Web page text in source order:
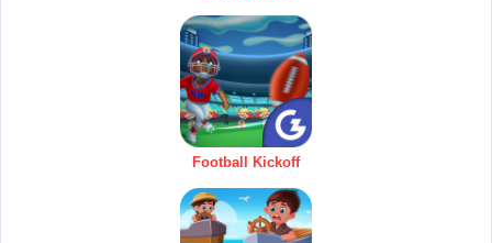
Football Kickoff